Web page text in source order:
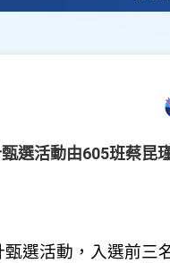
選活動由605班​蔡昆
甄選活動，入選前三